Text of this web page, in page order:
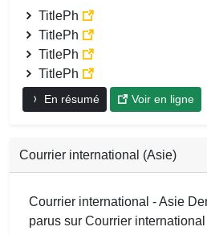
TitlePh
TitlePh
TitlePh
TitlePh
En résumé Voir en ligne
Courrier international (Asie)
Courrier international - Asie
parus sur Courrier international